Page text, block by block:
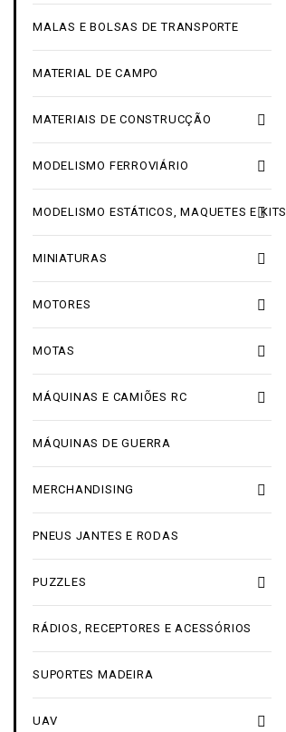
MALAS E BOLSAS DE TRANSPORTE
MATERIAL DE CAMPO

MATERIAIS DE CONSTRUCÇÃO

MODELISMO FERROVIÁRIO

MODELISMO ESTÁTICOS, MAQUETES E KITS

MINIATURAS

MOTORES

MOTAS

MÁQUINAS E CAMIÕES RC
MÁQUINAS DE GUERRA

MERCHANDISING
PNEUS JANTES E RODAS

PUZZLES
RÁDIOS, RECEPTORES E ACESSÓRIOS
SUPORTES MADEIRA

UAV